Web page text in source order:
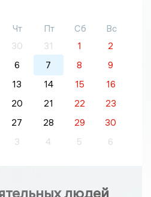
Чт Пт Сб
Вс
30 31 1
2
6 7 8
9
13 14 15
16
20 21 22
23
27 28 29
30
3 4 5 6
людей